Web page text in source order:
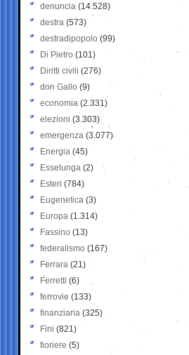
denuncia (14.528)
destra (573)
destradipopolo (99)
Di Pietro (101)
Diritti civili (276)
don Gallo (9)
economia (2.331)
elezioni (3.303)
emergenza (3.077)
Energia (45)
Esselunga (2)
Esteri (784)
Eugenetica (3)
Europa (1.314)
Fassino (13)
federalismo (167)
Ferrara (21)
Ferretti (6)
ferrovie (133)
finanziaria (325)
Fini (821)
fioriere (5)